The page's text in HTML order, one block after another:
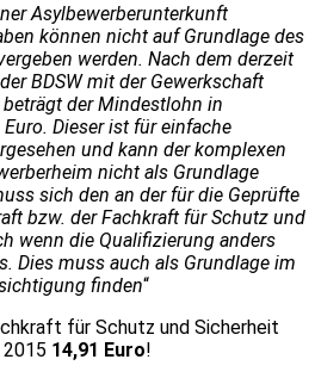
Asylbewerberunterkunft
können nicht auf Grundlage des
werden. Nach dem derzeit
BDSW mit der Gewerkschaft
der Mindestlohn in
Dieser ist für einfache
und kann der komplexen
nicht als Grundlage
sich den an der für die Geprüfte
bzw. der Fachkraft für Schutz und
wenn die Qualifizierung anders
Dies muss auch als Grundlage im
finden“
für Schutz und Sicherheit
14,91 Euro!